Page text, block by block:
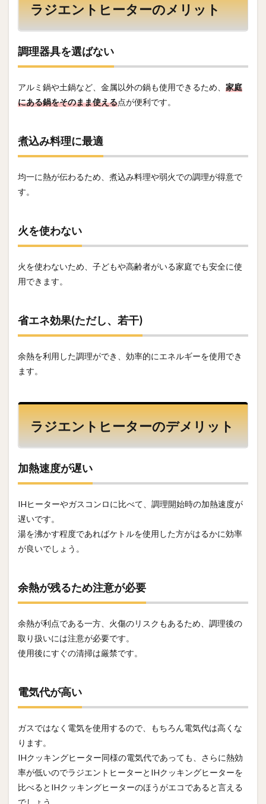
ラジエントヒーターのメリット
調理器具を選ばない
アルミ鍋や土鍋など、金属以外の鍋も使用できるため、 家庭
にある鍋をそのまま使える点が便利です。
煮込み料理に最適
均一に熱が伝わるため、煮込み料理や弱火での調理が得意で
す。
火を使わない
火を使わないため、子どもや高齢者がいる家庭でも安全に使
用できます。
省エネ効果(ただし、若干)
余熱を利用した調理ができ、効率的にエネルギーを使用でき
ます。
ラジエントヒーターのデメリット
加熱速度が遅い
IHヒーターやガスコンロに比べて、調理開始時の加熱速度が
遅いです。
湯を沸かす程度であればケトルを使用した方がはるかに効率
が良いでしょう。
余熱が残るため注意が必要
余熱が利点である一方、火傷のリスクもあるため、調理後の
取り扱いには注意が必要です。
使用後にすぐの清掃は厳禁です。
電気代が高い
ガスではなく電気を使用するので、もちろん電気代は高くな
ります。
IHクッキングヒーター同様の電気代であっても、さらに熱効
率が低いのでラジエントヒーターとIHクッキングヒーターを
比べるとIHクッキングヒーターのほうがエコであると言える
でしょう。